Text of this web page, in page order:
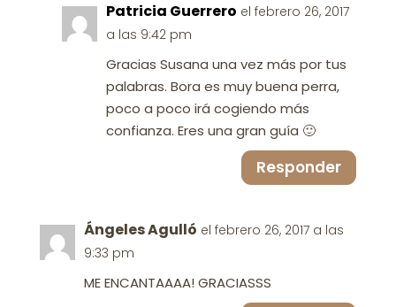
Patricia Guerrero el febrero 26, 2017
a las 9:42 pm
Gracias Susana una vez más por tus
palabras. Bora es muy buena perra,
poco a poco irá cogiendo más
confianza. Eres una gran guía 🙂
Responder
Ángeles Agulló el febrero 26, 2017 a las
9:33 pm
ME ENCANTAAAA! GRACIASSS